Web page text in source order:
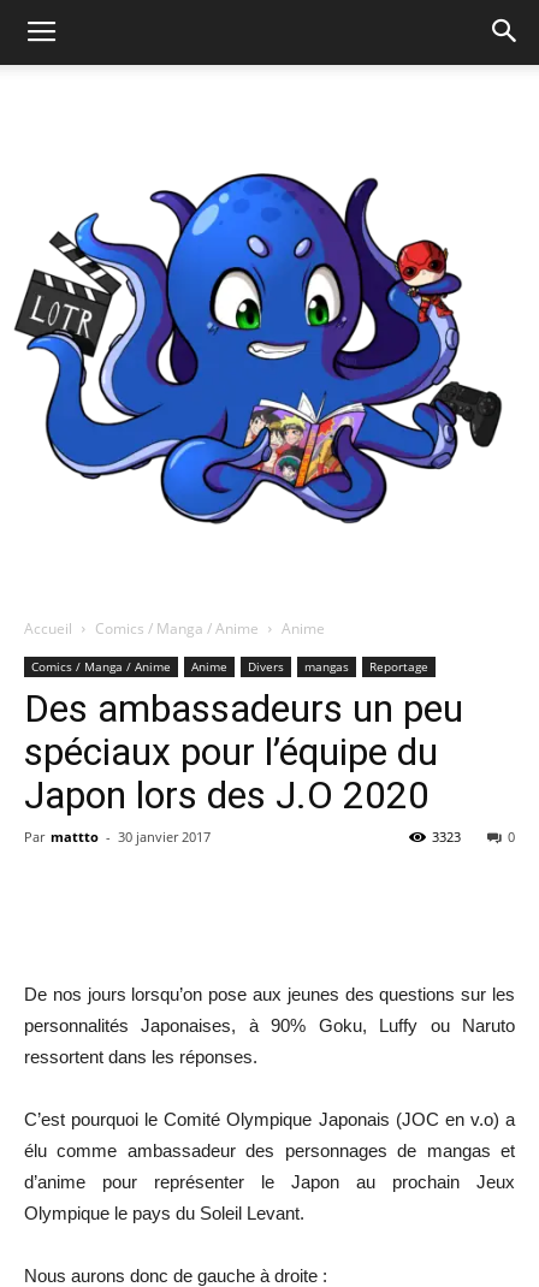
Quatregeek
Accueil Comics / Manga / Anime Anime
Comics / Manga / Anime Anime Divers mangas Reportage
Des ambassadeurs un peu
spéciaux pour l’équipe du
Japon lors des J.O 2020
Par mattto - 30 janvier 2017 0
3323
De nos jours lorsqu’on pose aux jeunes des questions sur les
personnalités Japonaises, à 90% Goku, Luffy ou Naruto
ressortent dans les réponses.
C’est pourquoi le Comité Olympique Japonais (JOC en v.o) a
élu comme ambassadeur des personnages de mangas et
d’anime pour représenter le Japon au prochain Jeux
Olympique le pays du Soleil Levant.
Nous aurons donc de gauche à droite :